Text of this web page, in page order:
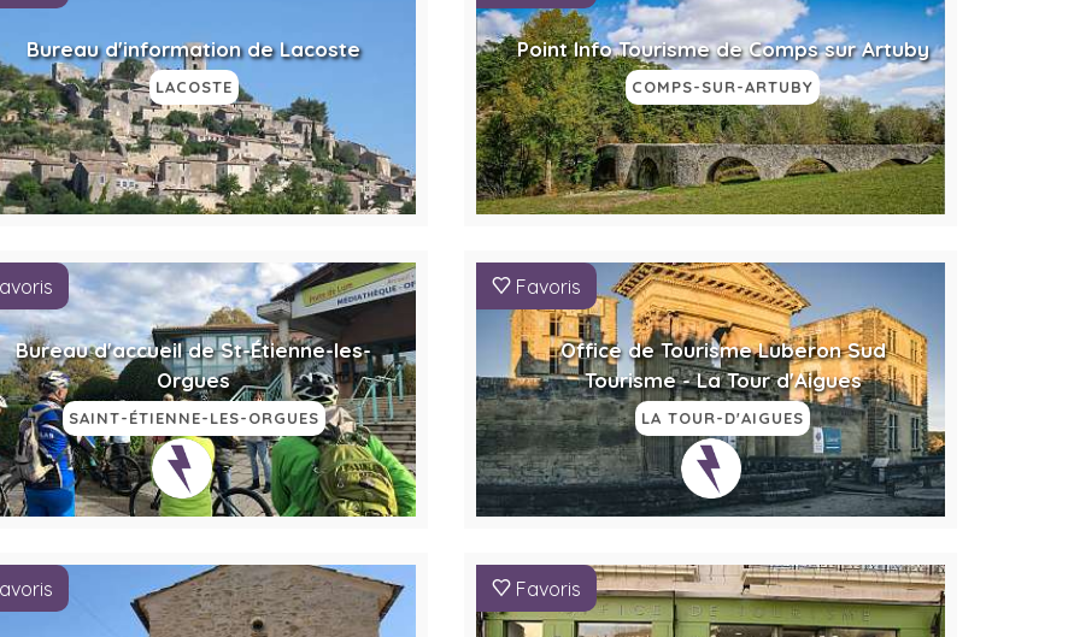
Bureau d'information de Lacoste
LACOSTE
Point Info Tourisme de Comps sur Artuby
COMPS-SUR-ARTUBY
Bureau d'accueil de St-Étienne-les-
Orgues
SAINT-ÉTIENNE-LES-ORGUES
Favoris
Office de Tourisme Luberon Sud
Tourisme - La Tour d'Aigues
LA TOUR-D'AIGUES
Favoris